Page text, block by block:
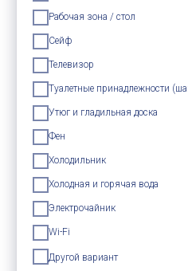
Рабочая зона / стол
Сейф
Телевизор
Туалетные принадлежности
Утюг и гладильная доска
Фен
Холодильник
Холодная и горячая вода
Электрочайник
Wi-Fi
Другой вариант